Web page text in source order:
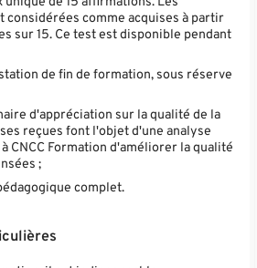
considérées comme acquises à partir
sur 15. Ce test est disponible pendant
de fin de formation, sous réserve
d'appréciation sur la qualité de la
reçues font l'objet d'une analyse
CNCC Formation d'améliorer la qualité
;
complet.